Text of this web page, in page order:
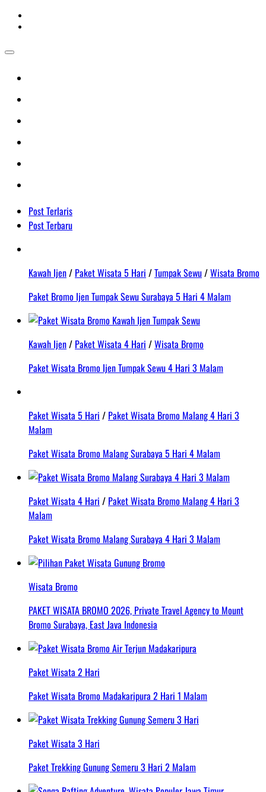
Post Terlaris
Post Terbaru
Kawah Ijen/ Paket Wisata 5 Hari /Tumpak Sewu/Wisata Bromo
Paket Bromo Ijen Tumpak Sewu Surabaya 5 Hari 4 Malam
Kawah Ijen/ Paket Wisata 4 Hari /Wisata Bromo
Paket Wisata Bromo Ijen Tumpak Sewu 4 Hari 3 Malam
Paket Wisata 5 Hari / Paket Wisata Bromo Malang 4 Hari 3
Malam
Paket Wisata Bromo Malang Surabaya 5 Hari 4 Malam
Paket Wisata 4 Hari / Paket Wisata Bromo Malang 4 Hari 3
Malam
Paket Wisata Bromo Malang Surabaya 4 Hari 3 Malam
Wisata Bromo
PAKET WISATA BROMO 2026, Private Travel Agency to Mount
Bromo Surabaya, East Java Indonesia
Paket Wisata 2 Hari
Paket Wisata Bromo Madakaripura 2 Hari 1 Malam
Paket Wisata 3 Hari
Paket Trekking Gunung Semeru 3 Hari 2 Malam